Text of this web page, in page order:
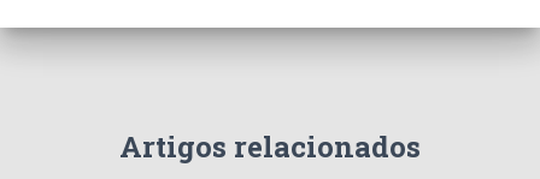
Artigos relacionados